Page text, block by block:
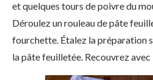
et quelques tours de poivre du
Déroulez un rouleau de pâte
fourchette. Étalez la préparation
la pâte feuilletée. Recouvrez